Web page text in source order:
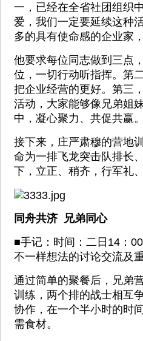
一，已经在全省社团组织
爱，我们一定要延续这种
多的具有使命感的企业家
他要求每位同志做到三点
位，一切行动听指挥。第
把企业经营的更好。第三
活动，大家能够像兄弟姐
中，凝心聚力、共促共赢。
接下来，庄严肃穆的营地
命为一排飞龙突击队排长
下，立正、稍齐，行军礼
同舟共济 兄弟同心
■手记：时间：二日14：
不一样想法的讨论交流及
通过简单的聚餐后，兄弟
训练，两个排的战士相互
协作，在一个半小时的时
需食材。